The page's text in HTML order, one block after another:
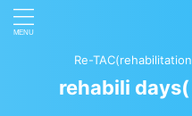
Re-
rehabili days(